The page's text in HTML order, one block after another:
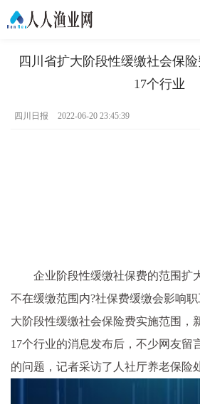
四川省扩大阶段性缓缴社会保
17个行业
四川日报 2022-06-20 23:45:39
企业阶段性缓缴社保费的范围扩
不在缓缴范围内?社保费缓缴会影响
大阶段性缓缴社会保险费实施范围，
17个行业的消息发布后，不少网友留
的问题，记者采访了人社厅养老保险